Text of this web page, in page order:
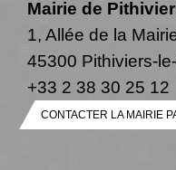
Mairie de
1, Allée de la
45300 Pithiviers-
+33 2 38 30 25 12
CONTACTER LA MAIRIE